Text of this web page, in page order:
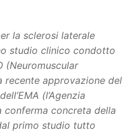
la sclerosi laterale
studio clinico condotto
(Neuromuscular
recente approvazione del
(l’Agenzia
conferma concreta della
primo studio tutto